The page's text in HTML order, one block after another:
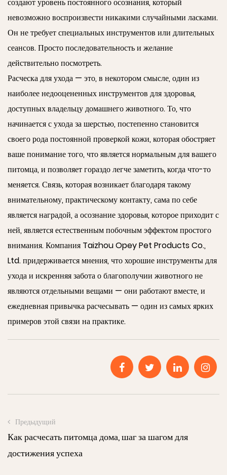
невозможно воспроизвести никакими случайными ласками.
Он не требует специальных инструментов или длительных
сеансов. Просто последовательность и желание
действительно посмотреть.
Расческа для ухода — это, в некотором смысле, один из
наиболее недооцененных инструментов для здоровья,
доступных владельцу домашнего животного. То, что
начинается с ухода за шерстью, постепенно становится
своего рода постоянной проверкой кожи, которая обостряет
ваше понимание того, что является нормальным для вашего
питомца, и позволяет гораздо легче заметить, когда что-то
меняется. Связь, которая возникает благодаря такому
внимательному, практическому контакту, сама по себе
является наградой, а осознание здоровья, которое приходит с
ней, является естественным побочным эффектом простого
внимания. Компания Taizhou Opey Pet Products Co.,
Ltd. придерживается мнения, что хорошие инструменты для
ухода и искренняя забота о благополучии животного не
являются отдельными вещами — они работают вместе, и
ежедневная привычка расчесывать — один из самых ярких
примеров этой связи на практике.
Предыдущий
Как расчесать питомца дома, шаг за шагом для
достижения успеха